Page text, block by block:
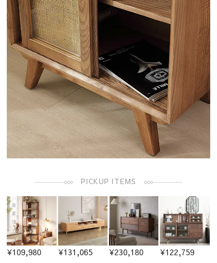
PICKUP ITEMS
¥109,980 ¥131,065 ¥230,180 ¥122,759